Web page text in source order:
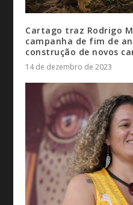
Cartago traz Rodrigo
campanha de fim de
construção de novos
14 de dezembro de 2023